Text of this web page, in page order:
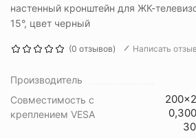
настенный кронштейн для ЖК-
15°, цвет черный
(0 отзывов) Написать отзыв
Производитель
Совместимость с
креплением VESA